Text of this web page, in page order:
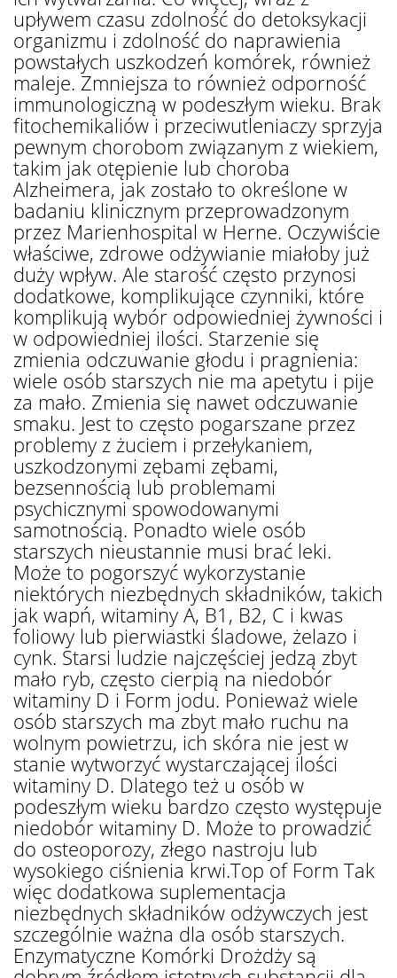
upływem czasu zdolność do detoksykacji
organizmu i zdolność do naprawienia
powstałych uszkodzeń komórek, również
maleje. Zmniejsza to również odporność
immunologiczną w podeszłym wieku. Brak
fitochemikaliów i przeciwutleniaczy sprzyja
pewnym chorobom związanym z wiekiem,
takim jak otępienie lub choroba
Alzheimera, jak zostało to określone w
badaniu klinicznym przeprowadzonym
przez Marienhospital w Herne. Oczywiście
właściwe, zdrowe odżywianie miałoby już
duży wpływ. Ale starość często przynosi
dodatkowe, komplikujące czynniki, które
komplikują wybór odpowiedniej żywności i
w odpowiedniej ilości. Starzenie się
zmienia odczuwanie głodu i pragnienia:
wiele osób starszych nie ma apetytu i pije
za mało. Zmienia się nawet odczuwanie
smaku. Jest to często pogarszane przez
problemy z żuciem i przełykaniem,
uszkodzonymi zębami zębami,
bezsennością lub problemami
psychicznymi spowodowanymi
samotnością. Ponadto wiele osób
starszych nieustannie musi brać leki.
Może to pogorszyć wykorzystanie
niektórych niezbędnych składników, takich
jak wapń, witaminy A, B1, B2, C i kwas
foliowy lub pierwiastki śladowe, żelazo i
cynk. Starsi ludzie najczęściej jedzą zbyt
mało ryb, często cierpią na niedobór
witaminy D i Form jodu. Ponieważ wiele
osób starszych ma zbyt mało ruchu na
wolnym powietrzu, ich skóra nie jest w
stanie wytworzyć wystarczającej ilości
witaminy D. Dlatego też u osób w
podeszłym wieku bardzo często występuje
niedobór witaminy D. Może to prowadzić
do osteoporozy, złego nastroju lub
wysokiego ciśnienia krwi.Top of Form Tak
więc dodatkowa suplementacja
niezbędnych składników odżywczych jest
szczególnie ważna dla osób starszych.
Enzymatyczne Komórki Drożdży są